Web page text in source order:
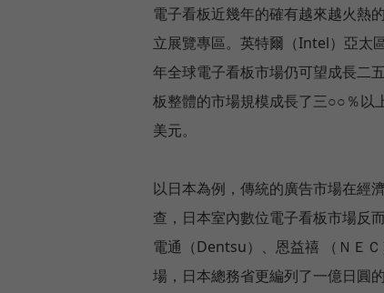
電子看板近幾年的確有越來越火熱
立展覽專區。英特爾（Intel）亞太
年全球電子看板市場仍可望成長二
板整體的市場規模成長了三○○％以
美元。
以日本為例，傳統的廣告市場在經
查，日本室內數位電子看板市場反
電通（Dentsu）、恩益禧 （ＮＥ
場，日本總務省更編列了一億日圓